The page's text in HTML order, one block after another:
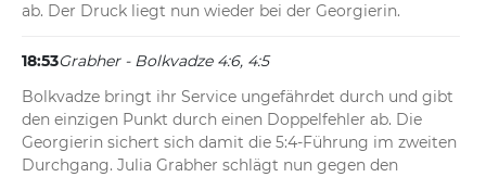
ab. Der Druck liegt nun wieder bei der Georgierin.
18:53Grabher - Bolkvadze 4:6, 4:5
Bolkvadze bringt ihr Service ungefährdet durch und gibt
den einzigen Punkt durch einen Doppelfehler ab. Die
Georgierin sichert sich damit die 5:4-Führung im zweiten
Durchgang. Julia Grabher schlägt nun gegen den